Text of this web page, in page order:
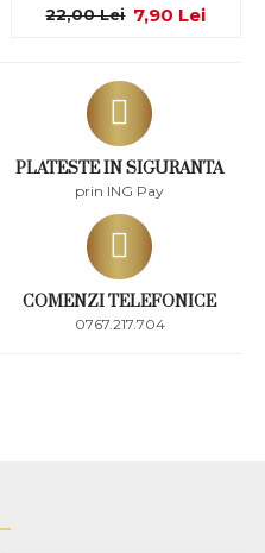
PLATESTE IN SIGURANTA
prin ING Pay
COMENZI TELEFONICE
0767.217.704
7,90 Lei
22,00 Lei